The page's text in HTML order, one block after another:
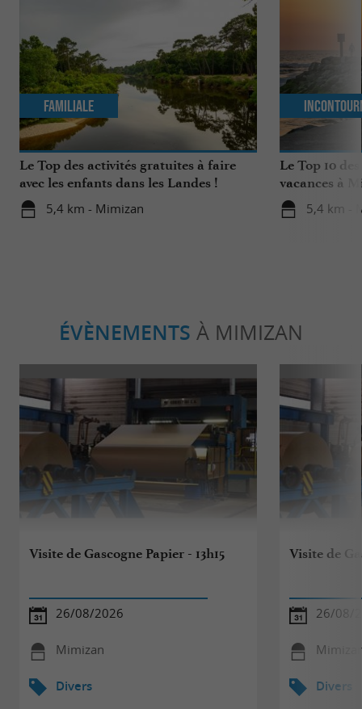
Le Top des activités gratuites à faire
avec les enfants dans les Landes !
5,4 km - Mimizan
Familiale
Le Top 10
vacances à
5,4 km -
ÉVÈNEMENTS À MIMIZAN
Visite de Gascogne Papier - 13h15
26/08/2026
Mimizan
Divers
Visite de
26/08/
Divers